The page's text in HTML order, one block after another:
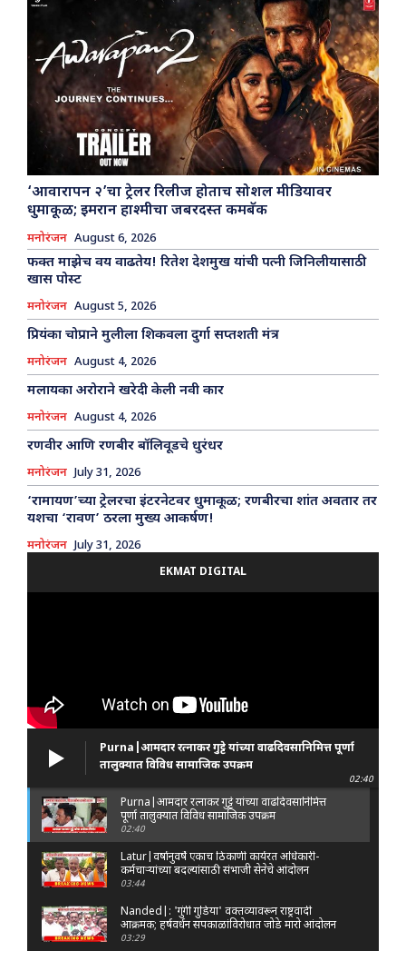
‘आवारापन २’चा ट्रेलर रिलीज होताच सोशल मीडियावर
धुमाकूळ; इमरान हाश्मीचा जबरदस्त कमबॅक
मनोरंजन August 6, 2026
फक्त माझेच वय वाढतेय! रितेश देशमुख यांची पत्नी जिनिलीयासाठी
खास पोस्ट
मनोरंजन August 5, 2026
प्रियंका चोप्राने मुलीला शिकवला दुर्गा सप्तशती मंत्र
मनोरंजन August 4, 2026
मलायका अरोराने खरेदी केली नवी कार
मनोरंजन August 4, 2026
रणवीर आणि रणबीर बॉलिवूडचे धुरंधर
मनोरंजन July 31, 2026
‘रामायण’च्या ट्रेलरचा इंटरनेटवर धुमाकूळ; रणबीरचा शांत अवतार तर
यशचा ‘रावण’ ठरला मुख्य आकर्षण!
मनोरंजन July 31, 2026
EKMAT DIGITAL
Purna|आमदार रत्नाकर गुट्टे यांच्या वाढदिवसानिमित्त पूर्णा
तालुक्यात विविध सामाजिक उपक्रम
02:40
Purna|आमदार रत्नाकर गुट्टे यांच्या वाढदिवसानिमित्त
पूर्णा तालुक्यात विविध सामाजिक उपक्रम
02:40
Latur|वर्षानुवर्षे एकाच ठिकाणी कार्यरत अधिकारी-
कर्मचाऱ्यांच्या बदल्यांसाठी संभाजी सेनेचे आंदोलन
03:44
Nanded|: 'गुंगी गुडिया' वक्तव्यावरून राष्ट्रवादी
आक्रमक; हर्षवर्धन सपकाळांविरोधात जोडे मारो आंदोलन
03:29